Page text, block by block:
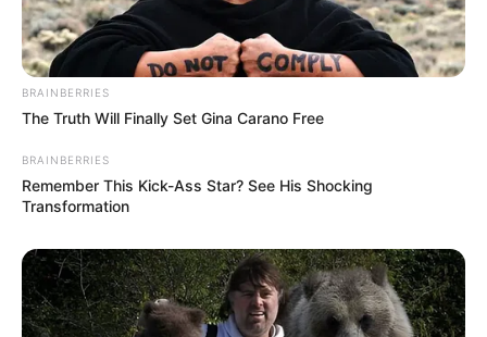
BRAINBERRIES
The Truth Will Finally Set Gina Carano Free
BRAINBERRIES
Remember This Kick-Ass Star? See His Shocking
Transformation